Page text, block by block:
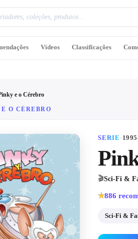
e o Cérebro
O CÉREBRO
SERIE ·
🎬Sci-Fi &
★886
Sci-Fi &
Vídeos Classificações